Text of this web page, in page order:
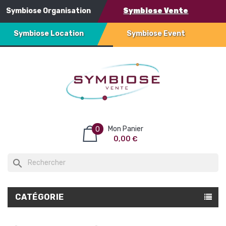
Symbiose Organisation Symbiose Vente
Symbiose Location Symbiose Event
Mon Panier
0
0,00 €
search
CATÉGORIE